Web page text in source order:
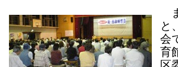
と
会
育